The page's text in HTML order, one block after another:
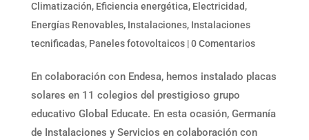
Climatización, Eficiencia energética, Electricidad,
Energías Renovables, Instalaciones, Instalaciones
tecnificadas, Paneles fotovoltaicos|0 Comentarios
En colaboración con Endesa, hemos instalado placas
solares en 11 colegios del prestigioso grupo
educativo Global Educate. En esta ocasión, Germanía
de Instalaciones y Servicios en colaboración con